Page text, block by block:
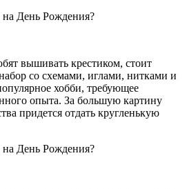
вышивать крестиком, стоит
со схемами, иглами, нитками и
хобби, требующее
опыта. За большую картину
придется отдать кругленькую